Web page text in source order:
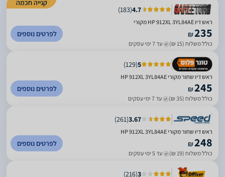
קנייה חכמה
4.7
(
183
)
ראש דיו HP 912XL 3YL84AE מקורי
₪235
כולל משלוח (15 ₪) עד 7 ימי עסקים
לפרטים נוספים
5
(
129
)
ראש דיו שחור מקורי HP 912XL 3YL84AE
₪245
כולל משלוח (35 ₪) עד 7 ימי עסקים
לפרטים נוספים
3.67
(
261
)
‏ראש דיו שחור מקורי HP 912XL 3YL84AE
₪248
כולל משלוח (19 ₪) עד 5 ימי עסקים
לפרטים נוספים
3
(
216
)